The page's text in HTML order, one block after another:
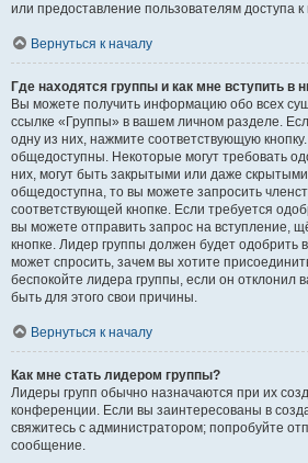
или предоставление пользователям доступа
Вернуться к началу
Где находятся группы и как мне вступить в
Вы можете получить информацию обо всех
ссылке «Группы» в вашем личном разделе.
одну из них, нажмите соответствующую
общедоступны. Некоторые могут требовать
них, могут быть закрытыми или даже
общедоступна, то вы можете запросить
соответствующей кнопке. Если требуется
вы можете отправить запрос на вступление,
кнопке. Лидер группы должен будет одобрить
может спросить, зачем вы хотите
беспокойте лидера группы, если он отклонил
быть для этого свои причины.
Вернуться к началу
Как мне стать лидером группы?
Лидеры групп обычно назначаются при их
конференции. Если вы заинтересованы в
свяжитесь с администратором; попробуйте
сообщение.